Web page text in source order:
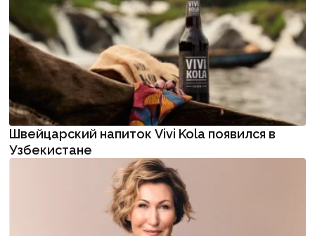
Швейцарский напиток Vivi Kola появился в
Узбекистане